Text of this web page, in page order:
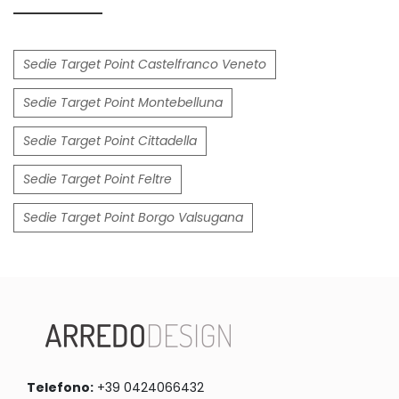
Sedie Target Point Castelfranco Veneto
Sedie Target Point Montebelluna
Sedie Target Point Cittadella
Sedie Target Point Feltre
Sedie Target Point Borgo Valsugana
Telefono: +39 0424066432